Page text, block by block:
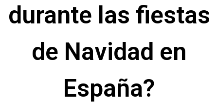
durante las fiestas
de Navidad en
España?